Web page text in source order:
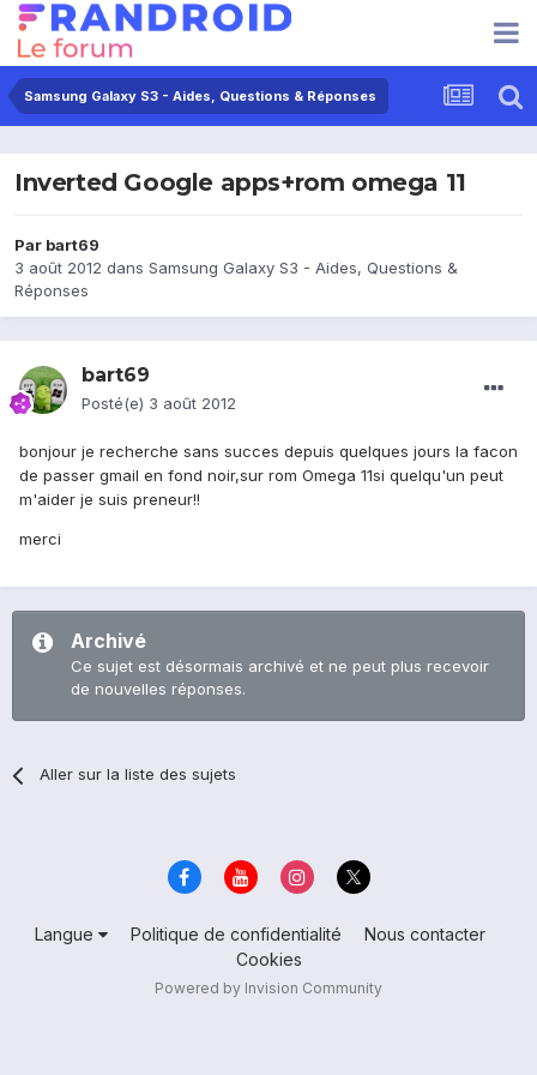
Samsung Galaxy S3 - Aides, Questions & Réponses
Inverted Google apps+rom omega 11
Par bart69
3 août 2012 dans Samsung Galaxy S3 - Aides, Questions &
Réponses
bart69
Posté(e) 3 août 2012
bonjour je recherche sans succes depuis quelques jours la facon
de passer gmail en fond noir,sur rom Omega 11si quelqu'un peut
m'aider je suis preneur!!
merci
Archivé
Ce sujet est désormais archivé et ne peut plus recevoir
de nouvelles réponses.
Aller sur la liste des sujets
Langue Politique de confidentialité
Nous contacter
Cookies
Powered by Invision Community